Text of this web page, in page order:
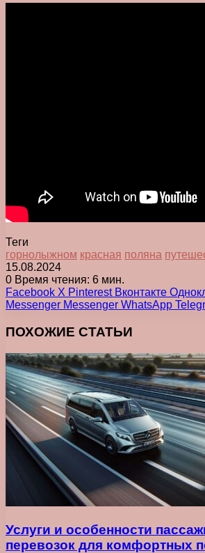
Теги
горнолыжном красная поляна
15.08.2024
0 Время чтения: 6 мин.
Facebook X Pinterest Вконтакте
Messenger Messenger WhatsApp
ПОХОЖИЕ СТАТЬИ
Услуги и особенности
перевозок для комфортных